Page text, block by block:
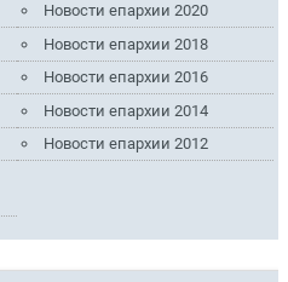
Новости епархии 2020
Новости епархии 2018
Новости епархии 2016
Новости епархии 2014
Новости епархии 2012